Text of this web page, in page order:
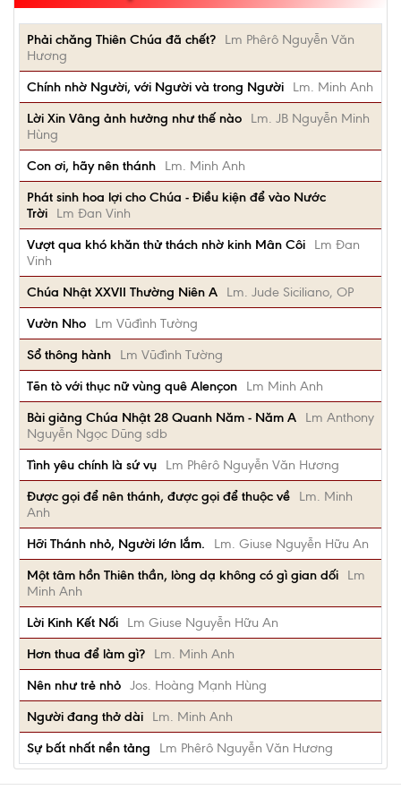
Phải chăng Thiên Chúa đã chết?
Lm Phêrô Nguyễn Văn
Hương
Chính nhờ Người, với Người và trong Người
Lm. Minh Anh
Lời Xin Vâng ảnh hưởng như thế nào
Lm. JB Nguyễn Minh
Hùng
Con ơi, hãy nên thánh
Lm. Minh Anh
Phát sinh hoa lợi cho Chúa - Điều kiện để vào Nước
Trời
Lm Đan Vinh
Vượt qua khó khăn thử thách nhờ kinh Mân Côi
Lm Đan
Vinh
Chúa Nhật XXVII Thường Niên A
Lm. Jude Siciliano, OP
Vườn Nho
Lm Vũđình Tường
Sổ thông hành
Lm Vũđình Tường
Tẽn tò với thục nữ vùng quê Alençon
Lm Minh Anh
Bài giảng Chúa Nhật 28 Quanh Năm - Năm A
Lm Anthony
Nguyễn Ngọc Dũng sdb
Tình yêu chính là sứ vụ
Lm Phêrô Nguyễn Văn Hương
Được gọi để nên thánh, được gọi để thuộc về
Lm. Minh
Anh
Hỡi Thánh nhỏ, Người lớn lắm.
Lm. Giuse Nguyễn Hữu An
Một tâm hồn Thiên thần, lòng dạ không có gì gian dối
Lm
Minh Anh
Lời Kinh Kết Nối
Lm Giuse Nguyễn Hữu An
Hơn thua để làm gì?
Lm. Minh Anh
Nên như trẻ nhỏ Jos. Hoàng Mạnh Hùng
Người đang thở dài
Lm. Minh Anh
Sự bất nhất nền tảng
Lm Phêrô Nguyễn Văn Hương